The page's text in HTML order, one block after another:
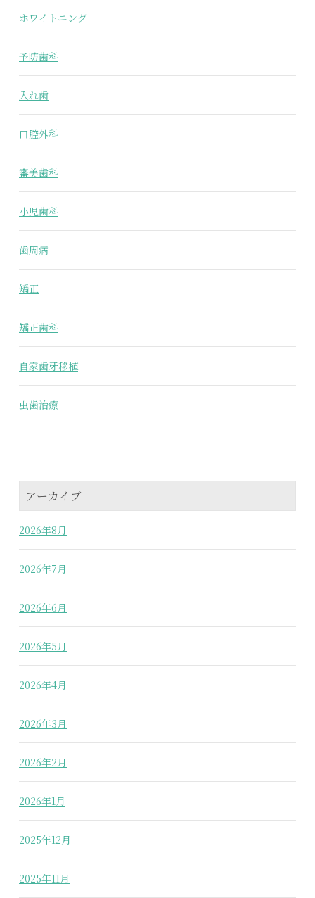
ホワイトニング
予防歯科
入れ歯
口腔外科
審美歯科
小児歯科
歯周病
矯正
矯正歯科
自家歯牙移植
虫歯治療
アーカイブ
2026年8月
2026年7月
2026年6月
2026年5月
2026年4月
2026年3月
2026年2月
2026年1月
2025年12月
2025年11月